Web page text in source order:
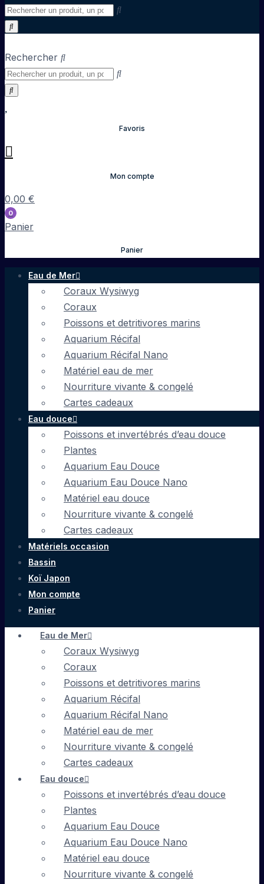
Rechercher
Favoris
Mon compte
0,00 €
0
Panier
Panier
Eau de Mer
Coraux Wysiwyg
Coraux
Poissons et detritivores marins
Aquarium Récifal
Aquarium Récifal Nano
Matériel eau de mer
Nourriture vivante & congelé
Cartes cadeaux
Eau douce
Poissons et invertébrés d’eau douce
Plantes
Aquarium Eau Douce
Aquarium Eau Douce Nano
Matériel eau douce
Nourriture vivante & congelé
Cartes cadeaux
Matériels occasion
Bassin
Koï Japon
Mon compte
Panier
Eau de Mer
Coraux Wysiwyg
Coraux
Poissons et detritivores marins
Aquarium Récifal
Aquarium Récifal Nano
Matériel eau de mer
Nourriture vivante & congelé
Cartes cadeaux
Eau douce
Poissons et invertébrés d’eau douce
Plantes
Aquarium Eau Douce
Aquarium Eau Douce Nano
Matériel eau douce
Nourriture vivante & congelé